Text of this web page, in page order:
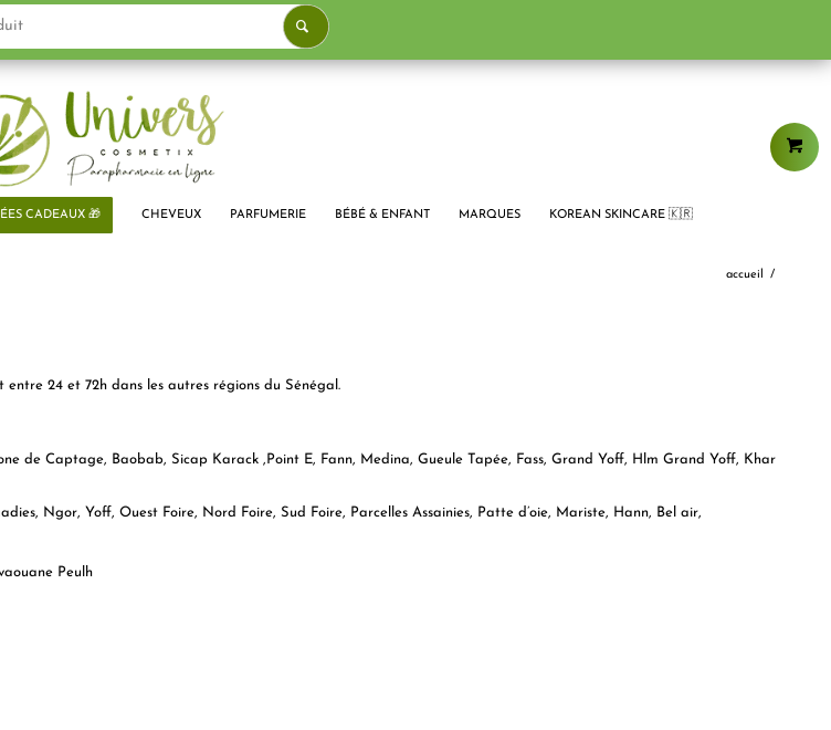
CADEAUX 🎁 CHEVEUX PARFUMERIE BÉBÉ & ENFANT MARQUES KOREAN SKINCARE 🇰🇷
accueil /
24 et 72h dans les autres régions du Sénégal.
de Captage, Baobab, Sicap Karack ,Point E, Fann, Medina, Gueule Tapée, Fass, Grand Yoff, Hlm Grand Yoff, Khar
Ngor, Yoff, Ouest Foire, Nord Foire, Sud Foire, Parcelles Assainies, Patte d’oie, Mariste, Hann, Bel air,
Peulh